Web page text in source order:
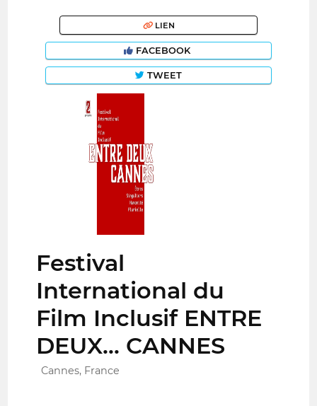
LIEN
FACEBOOK
TWEET
Festival
International du
Film Inclusif ENTRE
DEUX... CANNES
Cannes, France